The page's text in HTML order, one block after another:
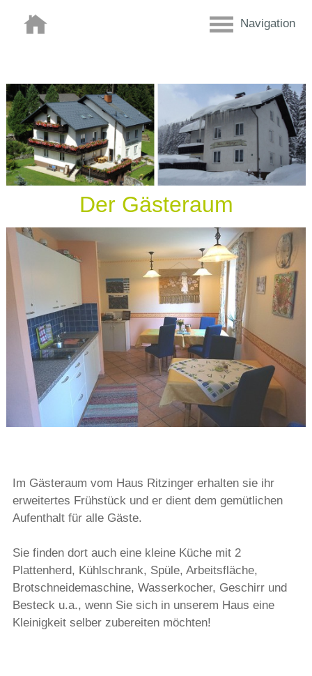
Navigation
Der Gästeraum
Im Gästeraum vom Haus Ritzinger erhalten sie ihr
erweitertes Frühstück und er dient dem gemütlichen
Aufenthalt für alle Gäste.
Sie finden dort auch eine kleine Küche mit 2
Plattenherd, Kühlschrank, Spüle, Arbeitsfläche,
Brotschneidemaschine, Wasserkocher, Geschirr und
Besteck u.a., wenn Sie sich in unserem Haus eine
Kleinigkeit selber zubereiten möchten!